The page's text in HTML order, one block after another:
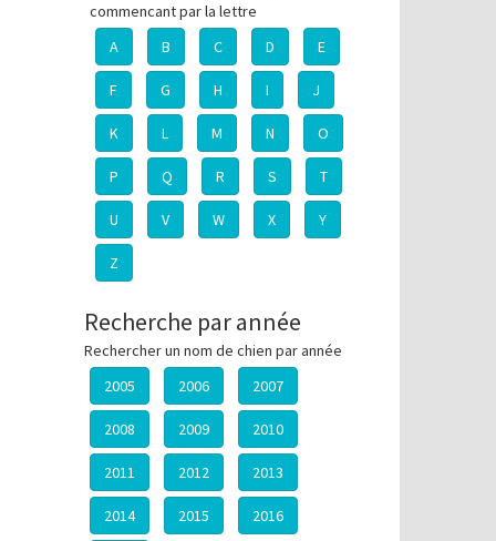
commencant par la lettre
A
B C D E
F G H I J
K L M N O
P Q R S T
U V W X Y
Z
Recherche par année
Rechercher un nom de chien par année
2005
2006 2007
2008 2009 2010
2011 2012 2013
2014 2015 2016